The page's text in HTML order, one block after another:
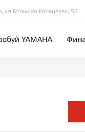
ул.Большая Кольцевая, 58
YAMAHA